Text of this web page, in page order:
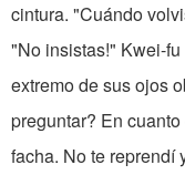
cintura. "Cuándo
"No insistas!" Kwei-
extremo de sus ojos
preguntar? En
facha. No te reprendí